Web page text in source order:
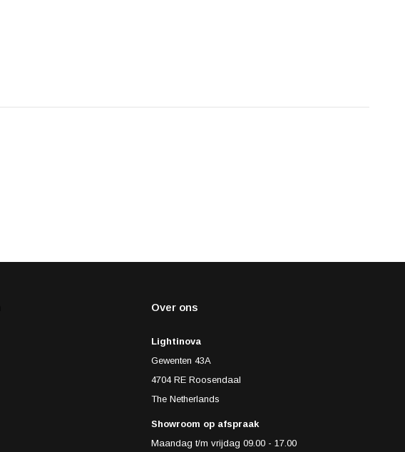
Over ons
Lightinova
Gewenten 43A
4704 RE Roosendaal
The Netherlands
Showroom op afspraak
Maandag t/m vrijdag 09.00 - 17.00